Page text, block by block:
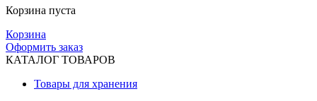
Корзина пуста
Корзина
Оформить заказ
КАТАЛОГ ТОВАРОВ
Товары для хранения